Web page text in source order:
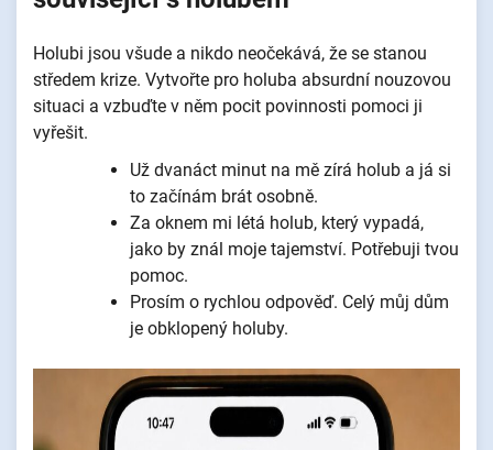
Holubi jsou všude a nikdo neočekává, že se stanou
středem krize. Vytvořte pro holuba absurdní nouzovou
situaci a vzbuďte v něm pocit povinnosti pomoci ji
vyřešit.
Už dvanáct minut na mě zírá holub a já si
to začínám brát osobně.
Za oknem mi létá holub, který vypadá,
jako by znál moje tajemství. Potřebuji tvou
pomoc.
Prosím o rychlou odpověď. Celý můj dům
je obklopený holuby.